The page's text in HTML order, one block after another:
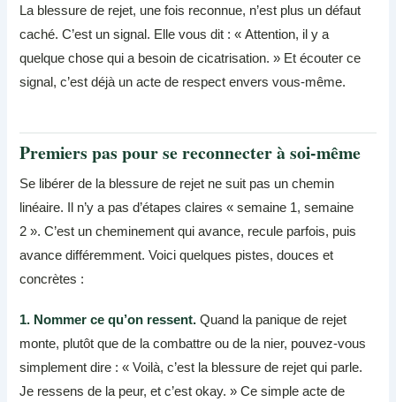
La blessure de rejet, une fois reconnue, n’est plus un défaut
caché. C’est un signal. Elle vous dit : « Attention, il y a
quelque chose qui a besoin de cicatrisation. » Et écouter ce
signal, c’est déjà un acte de respect envers vous-même.
Premiers pas pour se reconnecter à soi-même
Se libérer de la blessure de rejet ne suit pas un chemin
linéaire. Il n’y a pas d’étapes claires « semaine 1, semaine
2 ». C’est un cheminement qui avance, recule parfois, puis
avance différemment. Voici quelques pistes, douces et
concrètes :
1. Nommer ce qu’on ressent. Quand la panique de rejet
monte, plutôt que de la combattre ou de la nier, pouvez-vous
simplement dire : « Voilà, c’est la blessure de rejet qui parle.
Je ressens de la peur, et c’est okay. » Ce simple acte de